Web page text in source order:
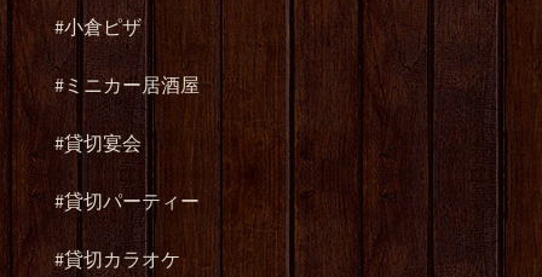
#小倉ピザ
#ミニカー居酒屋
#貸切宴会
#貸切パーティー
#貸切カラオケ